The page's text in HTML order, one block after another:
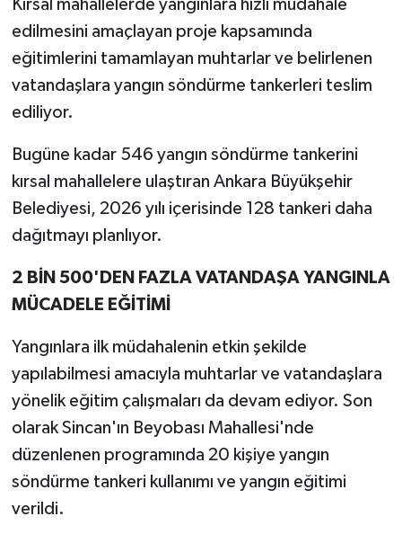
Kırsal mahallelerde yangınlara hızlı müdahale
edilmesini amaçlayan proje kapsamında
eğitimlerini tamamlayan muhtarlar ve belirlenen
vatandaşlara yangın söndürme tankerleri teslim
ediliyor.
Bugüne kadar 546 yangın söndürme tankerini
kırsal mahallelere ulaştıran Ankara Büyükşehir
Belediyesi, 2026 yılı içerisinde 128 tankeri daha
dağıtmayı planlıyor.
2 BİN 500'DEN FAZLA VATANDAŞA YANGINLA
MÜCADELE EĞİTİMİ
Yangınlara ilk müdahalenin etkin şekilde
yapılabilmesi amacıyla muhtarlar ve vatandaşlara
yönelik eğitim çalışmaları da devam ediyor. Son
olarak Sincan'ın Beyobası Mahallesi'nde
düzenlenen programında 20 kişiye yangın
söndürme tankeri kullanımı ve yangın eğitimi
verildi.